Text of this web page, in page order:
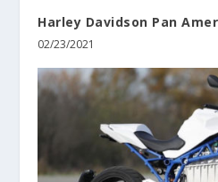
Harley Davidson Pan
02/23/2021